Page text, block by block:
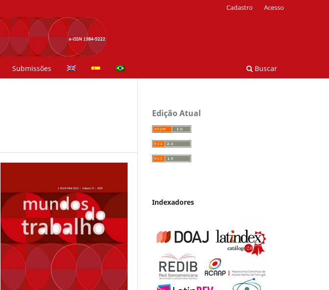
Submissões Buscar
Cadastro Acesso
Edição Atual
Indexadores